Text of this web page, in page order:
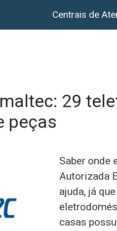
Centrais de
29
peças
Saber onde
Autorizada
ajuda, já
casas